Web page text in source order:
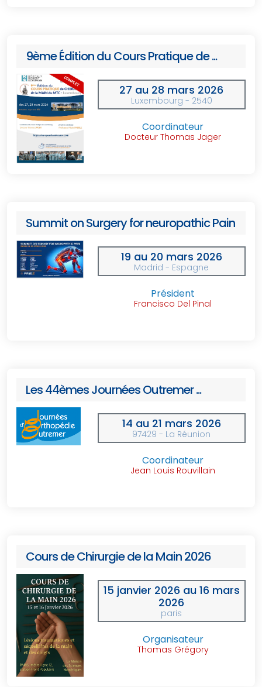
9ème Édition du Cours Pratique de ...
27 au 28 mars 2026
Luxembourg - 2540
Coordinateur
Docteur Thomas Jager
Summit on Surgery for neuropathic Pain
19 au 20 mars 2026
Madrid - Espagne
Président
Francisco Del Pinal
Les 44èmes Journées Outremer ...
14 au 21 mars 2026
97429 - La Réunion
Coordinateur
Jean Louis Rouvillain
Cours de Chirurgie de la Main 2026
15 janvier 2026 au 16 mars
2026
paris
Organisateur
Thomas Grégory